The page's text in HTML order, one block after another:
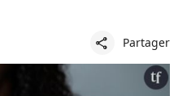
share Partager